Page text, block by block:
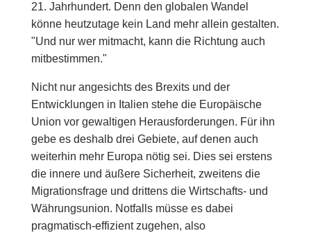
21. Jahrhundert. Denn den globalen Wandel
könne heutzutage kein Land mehr allein gestalten.
"Und nur wer mitmacht, kann die Richtung auch
mitbestimmen."
Nicht nur angesichts des Brexits und der
Entwicklungen in Italien stehe die Europäische
Union vor gewaltigen Herausforderungen. Für ihn
gebe es deshalb drei Gebiete, auf denen auch
weiterhin mehr Europa nötig sei. Dies sei erstens
die innere und äußere Sicherheit, zweitens die
Migrationsfrage und drittens die Wirtschafts- und
Währungsunion. Notfalls müsse es dabei
pragmatisch-effizient zugehen, also